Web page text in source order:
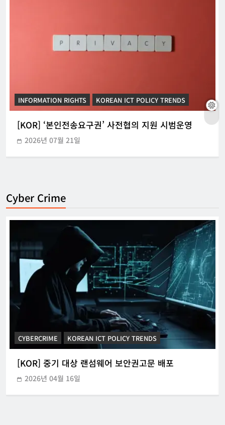
INFORMATION RIGHTS KOREAN ICT POLICY TRENDS
[KOR] ‘본인전송요구권’ 사전협의 지원 시범운영
2026년 07월 21일
Cyber Crime
CYBERCRIME KOREAN ICT POLICY TRENDS
[KOR] 중기 대상 랜섬웨어 보안권고문 배포
2026년 04월 16일